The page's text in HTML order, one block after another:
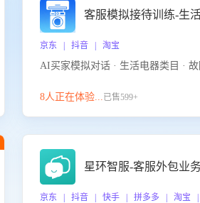
客服模拟接待训练-生
京东 | 抖音 | 淘宝
AI买家模拟对话 · 生活电器类目 ·
8人正在体验...已售599+
星环智服-客服外包业
京东 | 抖音 | 快手 | 拼多多 | 淘宝 |